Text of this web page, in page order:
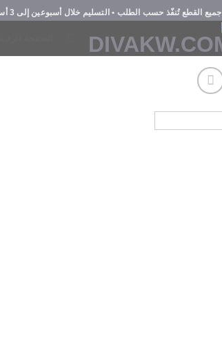
جميع القطع تُنفّذ حسب الطلب • التسليم خلال أسبوعين إلى 3 أسابيع